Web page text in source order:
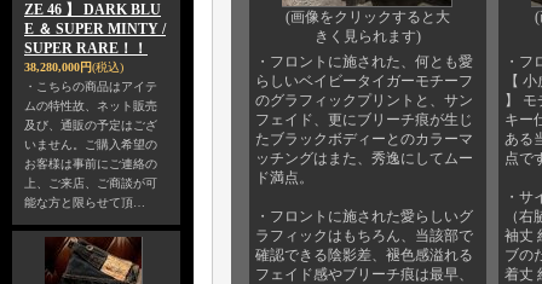
ZE 46 】 DARK BLU
E ＆ SUPER MINTY /
SUPER RARE！！
38,280,000円(税込)
・こちらの商品はアイテ
ムの特性故、ネット販売
及び、通販の予定はござ
いません。ご購入希望の
お客様は事前にご連絡の
上、ご来店、ご商談が可
能な方と限らせて頂…
(画像をクリックすると大
きく見られます)
・フロントに施された、何とも愛
らしいベイビータイガーモチーフ
のグラフィックプリントと、サン
フェイド、更にブリーチ痕が生じ
たブラックボディーとのカラーマ
ッチングはまた、秀逸にしてムー
ド満点。
・フロントに施された愛らしいグ
ラフィックはもちろん、当該部で
確認できる陰影差、褪色感溢れる
フェイド感やブリーチ痕は最早、
(
・フ
【
】
キー
ある
点で
・サ
（
袖丈
ブの
着丈